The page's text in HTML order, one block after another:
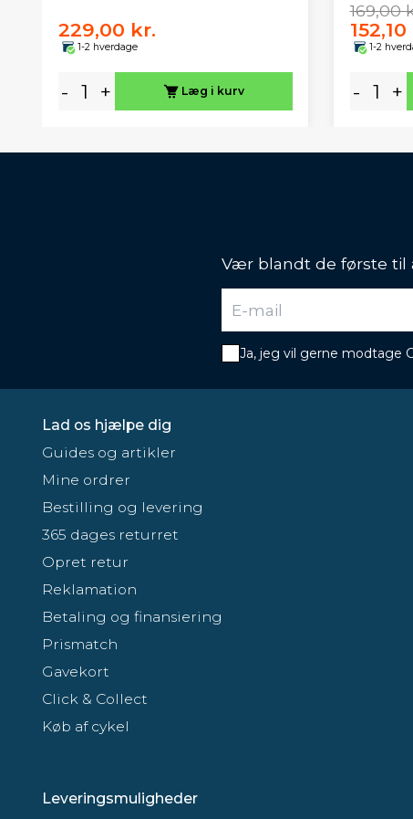
229,00 kr.
1-2 hverdage
- + Læg i kurv
169,00
1-2
- +
Vær blandt de første til
Ja, jeg vil gerne modtage
Lad os hjælpe dig
Guides og artikler
Mine ordrer
Bestilling og levering
365 dages returret
Opret retur
Reklamation
Betaling og finansiering
Prismatch
Gavekort
Click & Collect
Køb af cykel
Leveringsmuligheder